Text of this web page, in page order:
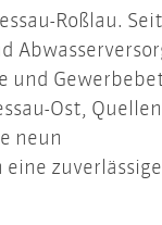
Roßlau.
und
Ost,
neun
zuverlässige